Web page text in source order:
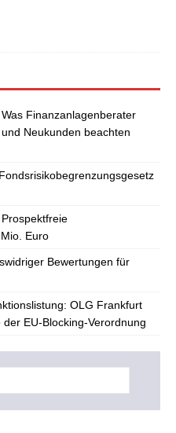
Finanzanlagenberater
Neukunden beachten
Euro
Bewertungen für
OLG Frankfurt
EU-Blocking-Verordnung